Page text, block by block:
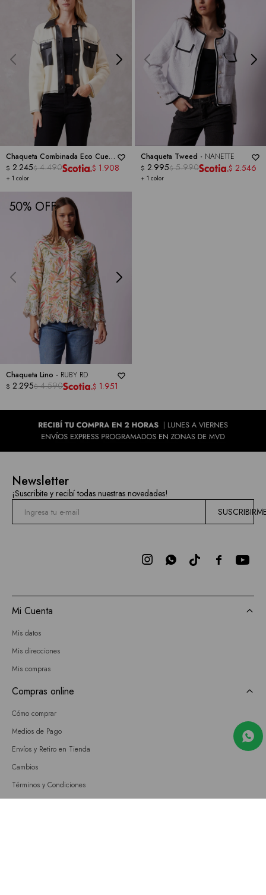
Chaqueta Combinada Eco Cuero
- NANETTE
+ 1 color
$ 2.245$ 4.490 $ 1.908
Chaqueta Tweed - NANETTE
+ 1 color
$ 2.995$ 5.990 $ 2.546
50
Chaqueta Lino - RUBY RD
$ 2.295$ 4.590 $ 1.951
Newsletter
¡Suscribite y recibí todas nuestras novedades!

 
Mi Cuenta
Mis datos
Mis direcciones
Mis compras
Compras online
Cómo comprar
Medios de Pago
Envíos y Retiro en Tienda
Cambios
Términos y Condiciones